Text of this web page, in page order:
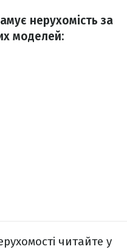
нерухомість за
моделей:
читайте у